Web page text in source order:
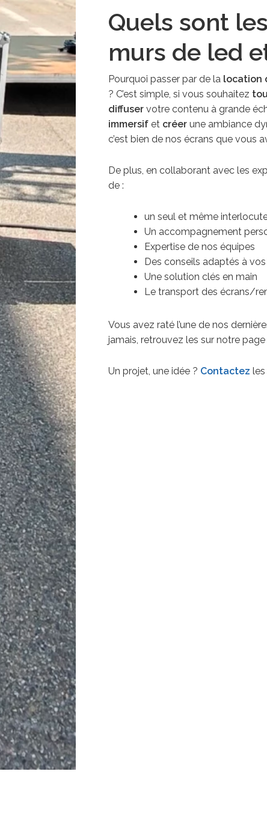
Quels sont
murs de led
Pourquoi passer par de lalocation
? C’est simple, si vous souhaitez
diffuservotre contenu à grande
immersifet créerune ambiance
c’est bien de nos écrans que vous
De plus, en collaborant avec les
de :
un seul et même
Un accompagnement
Expertise de nos équipes
Des conseils adaptés à
Une solution clés en main
Le transport des écrans/
Vous avez raté l’une de nos
jamais, retrouvez les sur notre page
Un projet, une idée ? Contactez